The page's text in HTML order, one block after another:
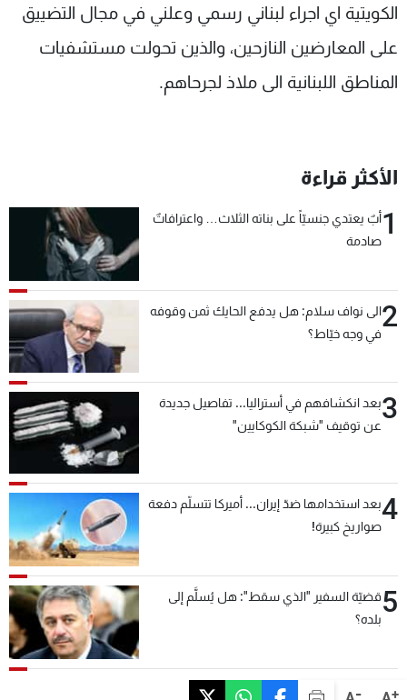
+
-
الكويتية اي اجراء لبناني رسمي وعلني في مجال التضييق
على المعارضين النازحين، والذين تحولت مستشفيات
المناطق اللبنانية الى ملاذ لجرحاهم.
الأكثر قراءة
1أبٌ يعتدي جنسيّاً على بناته الثلاث… واعترافاتٌ
صادمة
2الى نواف سلام: هل يدفع الحايك ثمن وقوفه
في وجه خيّاط؟
3بعد انكشافهم في أستراليا... تفاصيل جديدة
عن توقيف "شبكة الكوكايين"
4بعد استخدامها ضدّ إيران... أميركا تتسلّم دفعة
صواريخ كبيرة!
5قضيّة السفير "الذي سقط": هل يُسلَّم إلى
بلده؟
الإنـتـاج
لاعلاناتكم
تواصل معنا
شروط الإسـتخدام
سياسة الخصوصية